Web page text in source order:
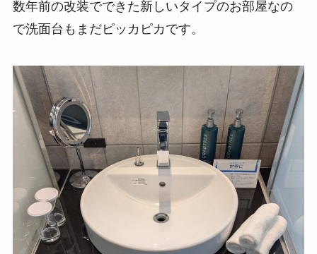
数年前の改装でできた新しいタイプのお部屋なの
で洗面台もまだピッカピカです。